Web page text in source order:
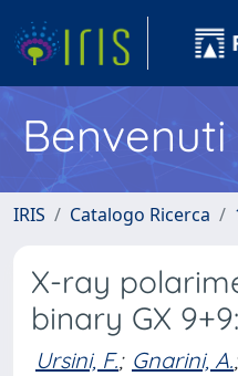
IRIS Catalogo Ricerca
X-ray
binary GX
Ursini, F.; Gnarini, A.;